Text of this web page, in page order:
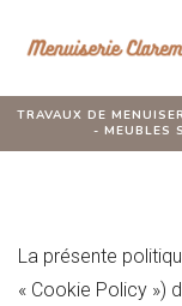
TRAVAUX DE
- MEUBLES
La présente
« Cookie Policy »)